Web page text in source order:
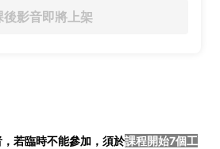
後影音即將上架
若臨時不能參加，須於課程開始7個工